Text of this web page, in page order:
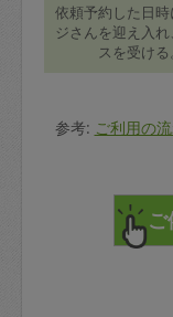
依頼予約した日時
ジさんを迎え入
スを受ける
参考: ご利用の